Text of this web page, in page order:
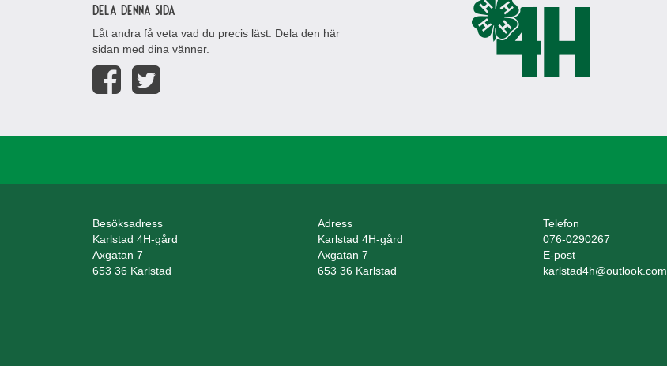
Dela denna sida
Låt andra få veta vad du precis läst. Dela den här
sidan med dina vänner.
Besöksadress
Karlstad 4H-gård
Axgatan 7
653 36 Karlstad
Adress
Karlstad 4H-gård
Axgatan 7
653 36 Karlstad
Telefon
076-0290267
E-post
karlstad4h@outlook.com